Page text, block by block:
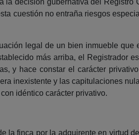
cuestión no entraña riesgos
legal de un bien inmueble
más arriba, el Registrador
y hace constar el carácter
inexistente y las capitulaciones
idéntico carácter privativo.
la finca por la adquirente en virtud